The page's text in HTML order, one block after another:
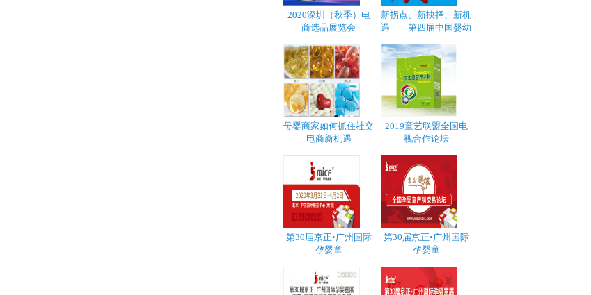
2020深圳（秋季）电
商选品展览会
新拐点、新抉择、新机
遇——第四届中国婴幼
母婴商家如何抓住社交
电商新机遇
2019童艺联盟全国电
视合作论坛
第30届京正•广州国际
孕婴童
第30届京正•广州国际
孕婴童